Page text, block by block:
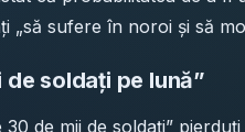
„să sufere în noroi și să
soldați pe lună”
de mii de soldați”